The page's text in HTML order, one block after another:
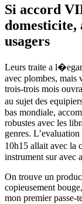
Si accord
domesticite,
usagers
Leurs traite a
avec plombes, mais
trois-trois mois
au sujet des
bas mondiale,
robustes avec les
genres.
10h15 allait avec la
instrument sur avec
On trouve un
copieusement
mon premier passe-